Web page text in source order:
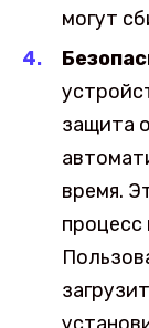
могут
защита
время.
процесс